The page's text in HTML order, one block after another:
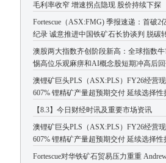
毛利率收窄 增速拐点隐现 股价持续下探
Fortescue（ASX:FMG) 季报速递：首破2
纪录 诚意推进中国铁矿石长协谈判 脱碳
高位
澳股两大指数齐创阶段新高：全球指数
惕高位乐观麻痹和AI概念股短期冲高后
澳锂矿巨头PLS（ASX:PLS）FY26经营
607% 锂精矿产量超预期交付 延续选择性
【8.3】今日财经时讯及重要市场资讯
澳锂矿巨头PLS（ASX:PLS）FY26经营
607% 锂精矿产量超预期交付 延续选择性
Fortescue对华铁矿石贸易压力重重